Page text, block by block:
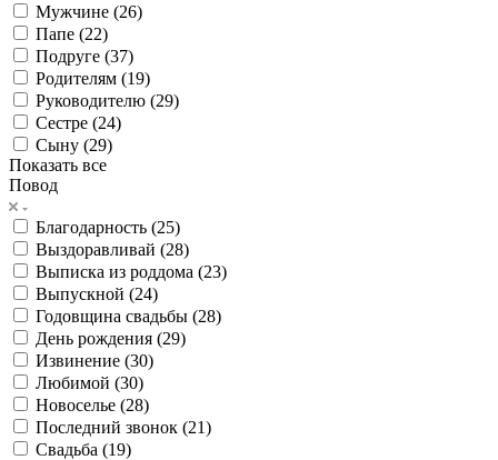
Мужчине (26)
Папе (22)
Подруге (37)
Родителям (19)
Руководителю (29)
Сестре (24)
Сыну (29)
Показать все
Повод
Благодарность (25)
Выздоравливай (28)
Выписка из роддома (23)
Выпускной (24)
Годовщина свадьбы (28)
День рождения (29)
Извинение (30)
Любимой (30)
Новоселье (28)
Последний звонок (21)
Свадьба (19)